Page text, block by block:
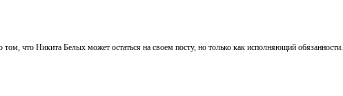
что Никита Белых может остаться на своем посту, но только как исполняющий обязанности.